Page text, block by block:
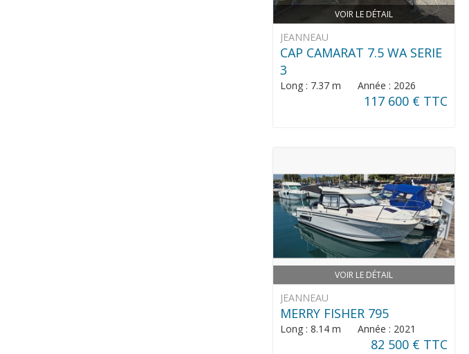
VOIR LE DÉTAIL
JEANNEAU
CAP CAMARAT 7.5 WA SERIE
3
Long : 7.37 m Année : 2026
117 600 € TTC
VOIR LE DÉTAIL
JEANNEAU
MERRY FISHER 795
Long : 8.14 m Année : 2021
82 500 € TTC